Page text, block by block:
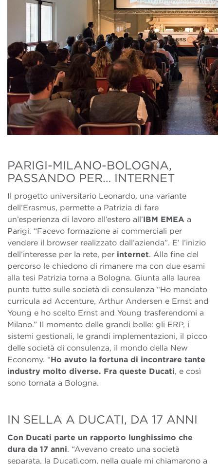
PARIGI-MILANO-BOLOGNA,
PASSANDO PER… INTERNET
Il progetto universitario Leonardo, una variante
dell’Erasmus, permette a Patrizia di fare
un’esperienza di lavoro all’estero all’IBM EMEA a
Parigi. “Facevo formazione ai commerciali per
vendere il browser realizzato dall’azienda”. E’ l’inizio
dell’interesse per la rete, per internet. Alla fine del
percorso le chiedono di rimanere ma con due esami
alla tesi Patrizia torna a Bologna. Giunta alla laurea
punta tutto sulle società di consulenza “Ho mandato
curricula ad Accenture, Arthur Andersen e Ernst and
Young e ho scelto Ernst and Young trasferendomi a
Milano.” Il momento delle grandi bolle: gli ERP, i
sistemi gestionali, le grandi implementazioni, il picco
delle società di consulenza, il mondo della New
Economy. “Ho avuto la fortuna di incontrare tante
industry molto diverse. Fra queste Ducati, e così
sono tornata a Bologna.
IN SELLA A DUCATI, DA 17 ANNI
Con Ducati parte un rapporto lunghissimo che
dura da 17 anni. “Avevano creato una società
separata, la Ducati.com, nella quale mi chiamarono a